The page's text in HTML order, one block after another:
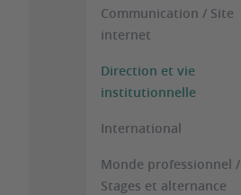
Communication / Site
internet
Direction et vie
institutionnelle
International
Monde professionnel /
Stages et alternance